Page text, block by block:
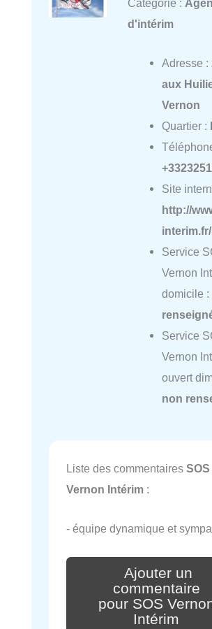
Catégorie :
d'intérim
Adresse :
aux
Vernon
Quartier :
Site
http://
interim.fr/
Service
Vernon
domicile :
Service
Vernon
ouvert
non
Liste des commentaires SOS
Vernon Intérim :
- équipe dynamique et
Ajouter un
commentaire
pour SOS
Intérim